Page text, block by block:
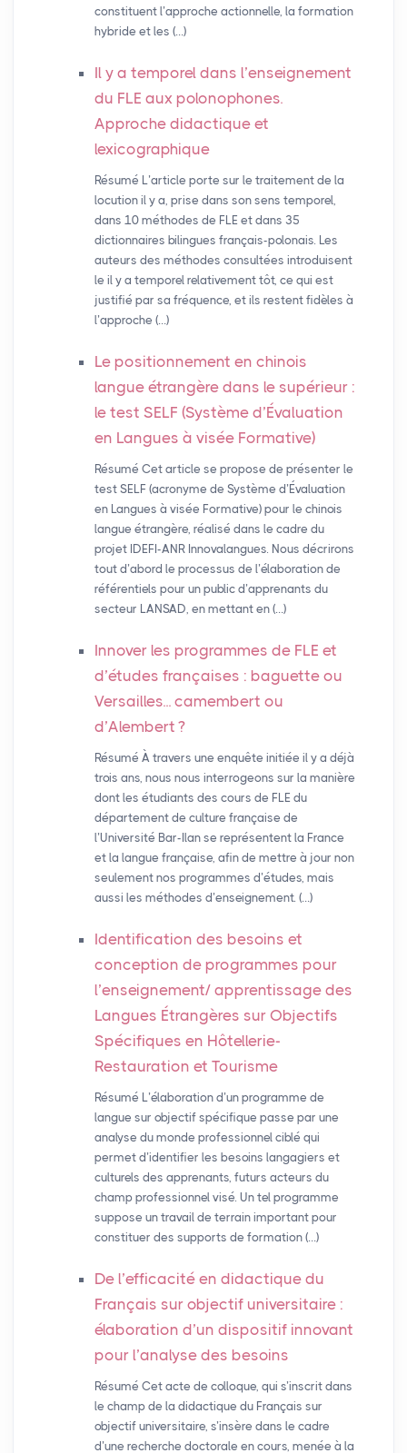
constituent l’approche actionnelle, la formation
hybride et les (…)
Il y a temporel dans l’enseignement
du FLE aux polonophones.
Approche didactique et
lexicographique
Résumé L’article porte sur le traitement de la
locution il y a, prise dans son sens temporel,
dans 10 méthodes de FLE et dans 35
dictionnaires bilingues français-polonais. Les
auteurs des méthodes consultées introduisent
le il y a temporel relativement tôt, ce qui est
justifié par sa fréquence, et ils restent fidèles à
l’approche (…)
Le positionnement en chinois
langue étrangère dans le supérieur :
le test SELF (Système d’Évaluation
en Langues à visée Formative)
Résumé Cet article se propose de présenter le
test SELF (acronyme de Système d’Évaluation
en Langues à visée Formative) pour le chinois
langue étrangère, réalisé dans le cadre du
projet IDEFI-ANR Innovalangues. Nous décrirons
tout d’abord le processus de l’élaboration de
référentiels pour un public d’apprenants du
secteur LANSAD, en mettant en (…)
Innover les programmes de FLE et
d’études françaises : baguette ou
Versailles... camembert ou
d’Alembert ?
Résumé À travers une enquête initiée il y a déjà
trois ans, nous nous interrogeons sur la manière
dont les étudiants des cours de FLE du
département de culture française de
l’Université Bar-Ilan se représentent la France
et la langue française, afin de mettre à jour non
seulement nos programmes d’études, mais
aussi les méthodes d’enseignement. (…)
Identification des besoins et
conception de programmes pour
l’enseignement/ apprentissage des
Langues Étrangères sur Objectifs
Spécifiques en Hôtellerie-
Restauration et Tourisme
Résumé L’élaboration d’un programme de
langue sur objectif spécifique passe par une
analyse du monde professionnel ciblé qui
permet d’identifier les besoins langagiers et
culturels des apprenants, futurs acteurs du
champ professionnel visé. Un tel programme
suppose un travail de terrain important pour
constituer des supports de formation (…)
De l’efficacité en didactique du
Français sur objectif universitaire :
élaboration d’un dispositif innovant
pour l’analyse des besoins
Résumé Cet acte de colloque, qui s’inscrit dans
le champ de la didactique du Français sur
objectif universitaire, s’insère dans le cadre
d’une recherche doctorale en cours, menée à la